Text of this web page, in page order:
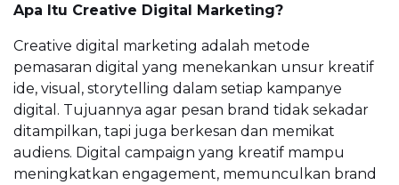
Apa Itu Creative Digital Marketing?
Creative digital marketing adalah metode
pemasaran digital yang menekankan unsur kreatif
ide, visual, storytelling dalam setiap kampanye
digital. Tujuannya agar pesan brand tidak sekadar
ditampilkan, tapi juga berkesan dan memikat
audiens. Digital campaign yang kreatif mampu
meningkatkan engagement, memunculkan brand